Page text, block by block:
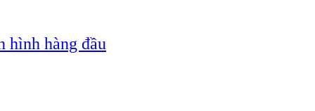
hình hàng đầu